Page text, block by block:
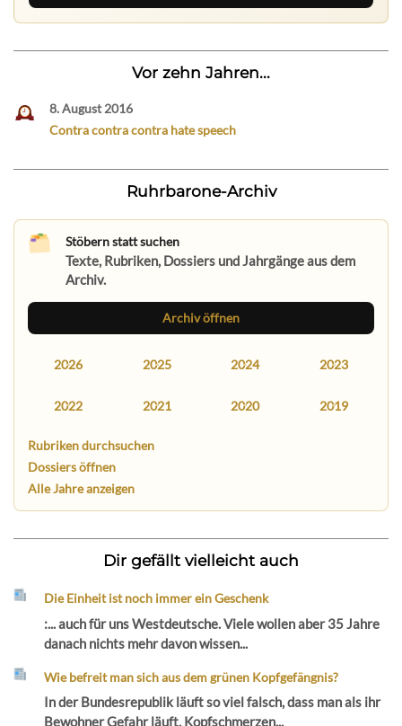
Vor zehn Jahren...
8. August 2016
Contra contra contra hate speech
Ruhrbarone-Archiv
Stöbern statt suchen
Texte, Rubriken, Dossiers und Jahrgänge aus dem
Archiv.
Archiv öffnen
2026 2025 2024 2023
2022 2021 2020 2019
Rubriken durchsuchen
Dossiers öffnen
Alle Jahre anzeigen
Dir gefällt vielleicht auch
Die Einheit ist noch immer ein Geschenk
:... auch für uns Westdeutsche. Viele wollen aber 35 Jahre
danach nichts mehr davon wissen...
Wie befreit man sich aus dem grünen Kopfgefängnis?
In der Bundesrepublik läuft so viel falsch, dass man als ihr
Bewohner Gefahr läuft, Kopfschmerzen...